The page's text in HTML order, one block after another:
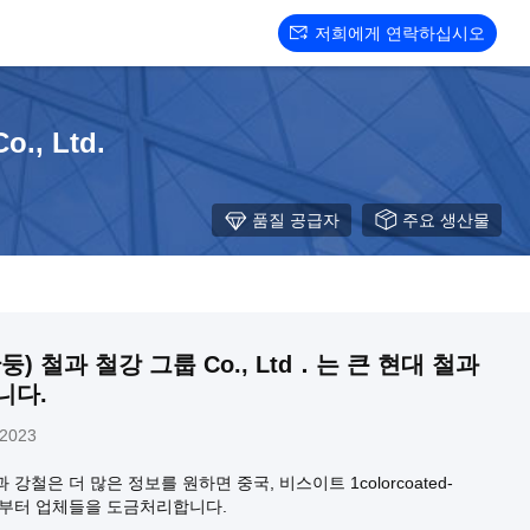
저희에게 연락하십시오
Ltd.
품질 공급자 주요 생산물
) 철과 철강 그룹 Co., Ltd．는 큰 현대 철과
다.
강철은 더 많은 정보를 원하면 중국, 비스이트 1colorcoated-
터 업체들을 도금처리합니다.